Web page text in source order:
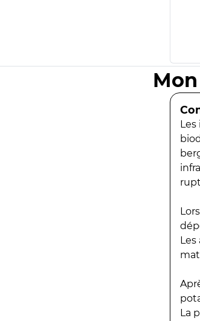
La